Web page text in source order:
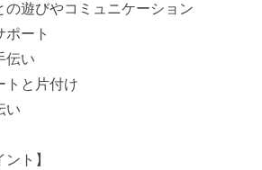
の遊びやコミュニケーション
ポート
伝い
トと片付け
い
ント】